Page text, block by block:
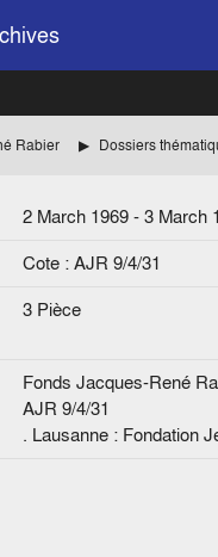
Rabier Dossiers
2 March 1969 - 3 March
Cote : AJR 9/4/31
3 Pièce
Fonds Jacques-René
AJR 9/4/31
. Lausanne : Fondation